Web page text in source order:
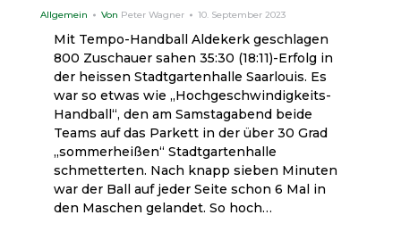
Allgemein Von Peter Wagner 10. September 2023
Mit Tempo-Handball Aldekerk geschlagen
800 Zuschauer sahen 35:30 (18:11)-Erfolg in
der heissen Stadtgartenhalle Saarlouis. Es
war so etwas wie „Hochgeschwindigkeits-
Handball“, den am Samstagabend beide
Teams auf das Parkett in der über 30 Grad
„sommerheißen“ Stadtgartenhalle
schmetterten. Nach knapp sieben Minuten
war der Ball auf jeder Seite schon 6 Mal in
den Maschen gelandet. So hoch…